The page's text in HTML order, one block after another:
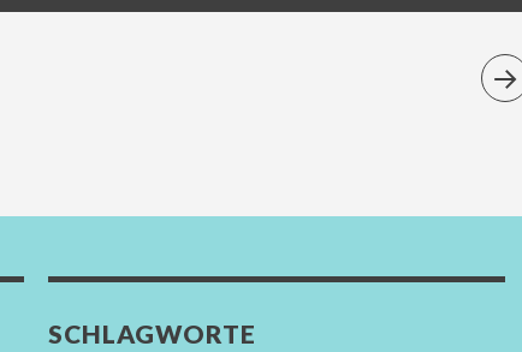
SCHLAGWORTE